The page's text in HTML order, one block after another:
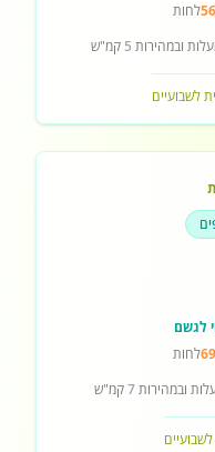
לחות
ובמהירות 5 קמ"ש
לשבועיים
לגשם
לחות
ובמהירות7קמ"ש